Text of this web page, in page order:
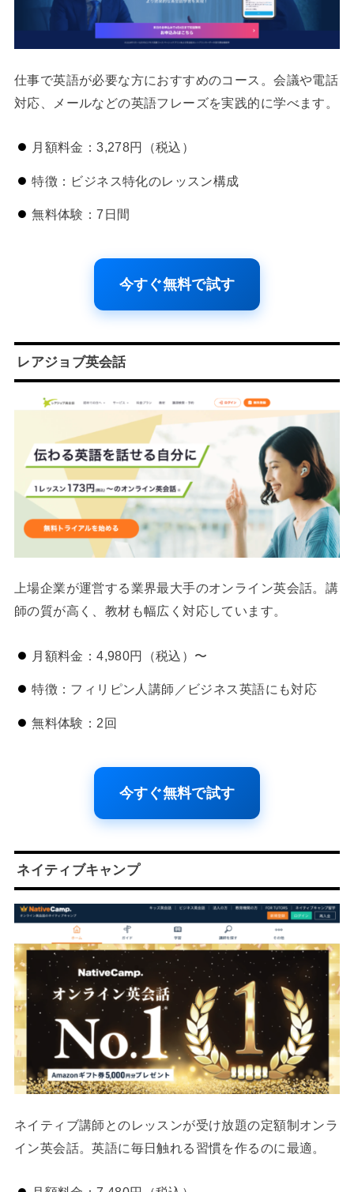
仕事で英語が必要な方におすすめのコース。会議や電話
対応、メールなどの英語フレーズを実践的に学べます。
月額料金：3,278円（税込）
特徴：ビジネス特化のレッスン構成
無料体験：7日間
今すぐ無料で試す
レアジョブ英会話
上場企業が運営する業界最大手のオンライン英会話。講
師の質が高く、教材も幅広く対応しています。
月額料金：4,980円（税込）〜
特徴：フィリピン人講師／ビジネス英語にも対応
無料体験：2回
今すぐ無料で試す
ネイティブキャンプ
ネイティブ講師とのレッスンが受け放題の定額制オンラ
イン英会話。英語に毎日触れる習慣を作るのに最適。